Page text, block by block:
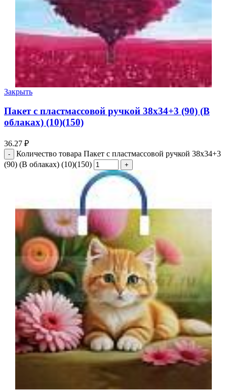
Закрыть
Пакет с пластмассовой ручкой 38х34+3 (90) (В
облаках) (10)(150)
36.27 ₽
Количество товара Пакет с пластмассовой ручкой 38х34+3
(90) (В облаках) (10)(150)